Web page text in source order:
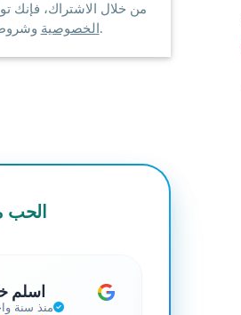
من خلال الاشتراك، فإنك
الخصوصية وشروط الخدمة.
الحب
اسلم
منذ سنة